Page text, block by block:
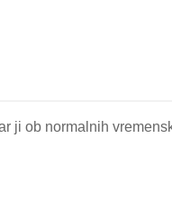
ji ob normalnih